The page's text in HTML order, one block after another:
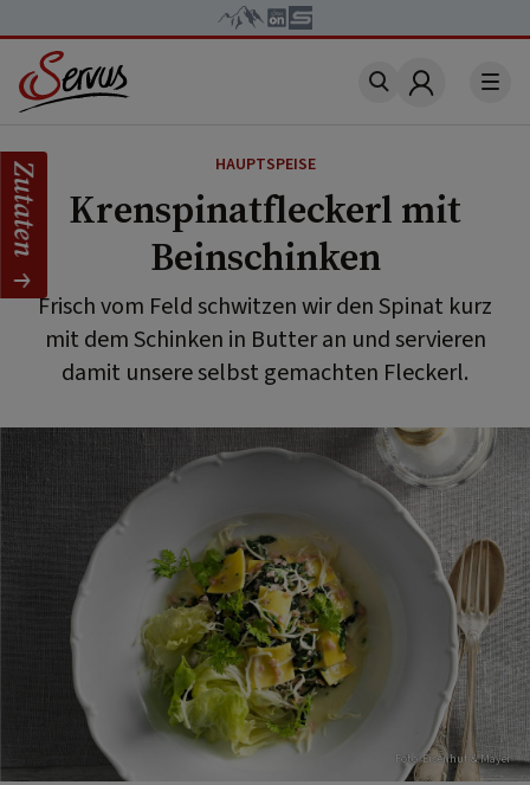
Account
HAUPTSPEISE
Krenspinatfleckerl mit
Beinschinken
Frisch vom Feld schwitzen wir den Spinat kurz
mit dem Schinken in Butter an und servieren
damit unsere selbst gemachten Fleckerl.
Foto: Eisenhut & Mayer
Zutaten